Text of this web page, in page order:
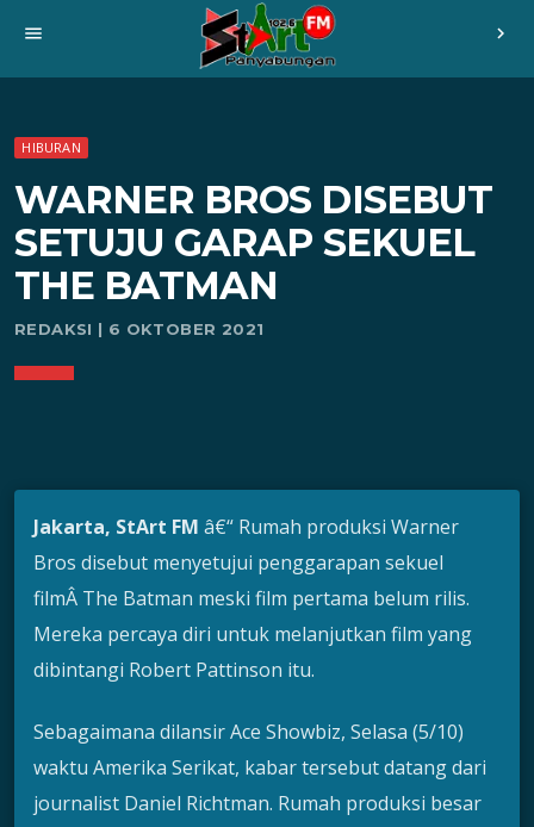
menu chevron_right
HIBURAN
WARNER BROS DISEBUT
SETUJU GARAP SEKUEL
THE BATMAN
REDAKSI | 6 OKTOBER 2021
Jakarta, StArt FM â€“ Rumah produksi Warner
Bros disebut menyetujui penggarapan sekuel
filmÂ The Batman meski film pertama belum rilis.
Mereka percaya diri untuk melanjutkan film yang
dibintangi Robert Pattinson itu.
Sebagaimana dilansir Ace Showbiz, Selasa (5/10)
waktu Amerika Serikat, kabar tersebut datang dari
journalist Daniel Richtman. Rumah produksi besar